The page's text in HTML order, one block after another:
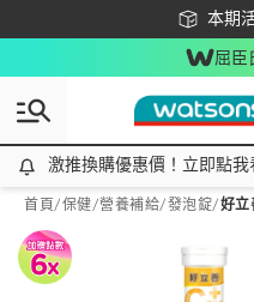
本期
下載
屈臣
激推換購優惠價！立即點我看
激推換購優惠價！立即點我
首頁/保健/營養補給/發泡錠/好立